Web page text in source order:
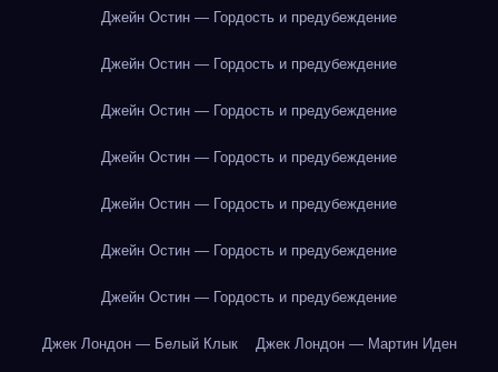
Джейн Остин — Гордость и предубеждение
Джейн Остин — Гордость и предубеждение
Джейн Остин — Гордость и предубеждение
Джейн Остин — Гордость и предубеждение
Джейн Остин — Гордость и предубеждение
Джейн Остин — Гордость и предубеждение
Джейн Остин — Гордость и предубеждение
Джек Лондон — Белый Клык Джек Лондон — Мартин Иден